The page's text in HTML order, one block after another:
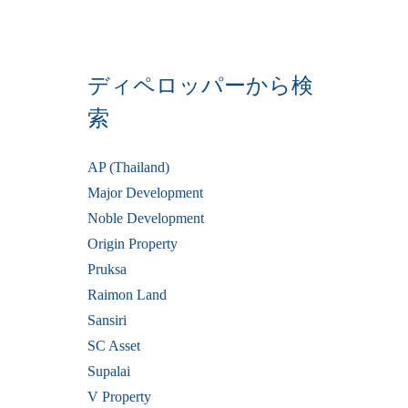
ディペロッパーから検
索
AP (Thailand)
Major Development
Noble Development
Origin Property
Pruksa
Raimon Land
Sansiri
SC Asset
Supalai
V Property